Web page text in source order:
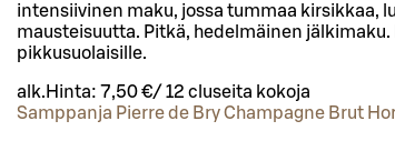
intensiivinen maku, jossa tummaa kirsikkaa,
mausteisuutta. Pitkä, hedelmäinen
pikkusuolaisille.
alk. Hinta: 7,50 €/ 12 cl useita kokoja
Samppanja Pierre de Bry Champagne Brut